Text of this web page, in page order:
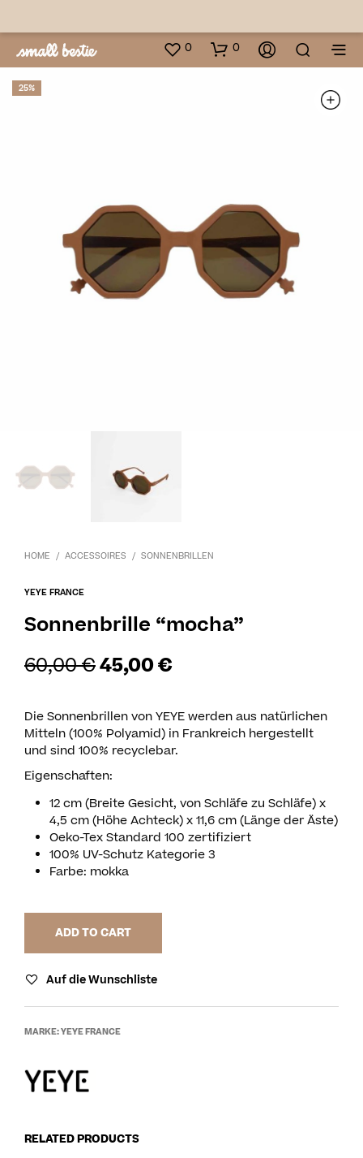
0 0
25%
HOME / ACCESSOIRES / SONNENBRILLEN
YEYE FRANCE
Sonnenbrille “mocha”
60,00€45,00€
Die Sonnenbrillen von YEYE werden aus natürlichen
Mitteln (100% Polyamid) in Frankreich hergestellt
und sind 100% recyclebar.
Eigenschaften:
12 cm (Breite Gesicht, von Schläfe zu Schläfe) x
4,5 cm (Höhe Achteck) x 11,6 cm (Länge der Äste)
Oeko-Tex Standard 100 zertifiziert
100% UV-Schutz Kategorie 3
Farbe: mokka
ADD TO CART
Auf die Wunschliste
MARKE:YEYE FRANCE
RELATED PRODUCTS